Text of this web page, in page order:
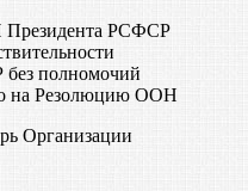
Президента РСФСР
без полномочий
на Резолюцию ООН
Организации